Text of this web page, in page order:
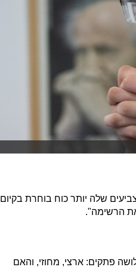
שלה יותר כוח בוחרת בקיום
הרשימה".
פתקים: ארצי, מחוזי, והאם